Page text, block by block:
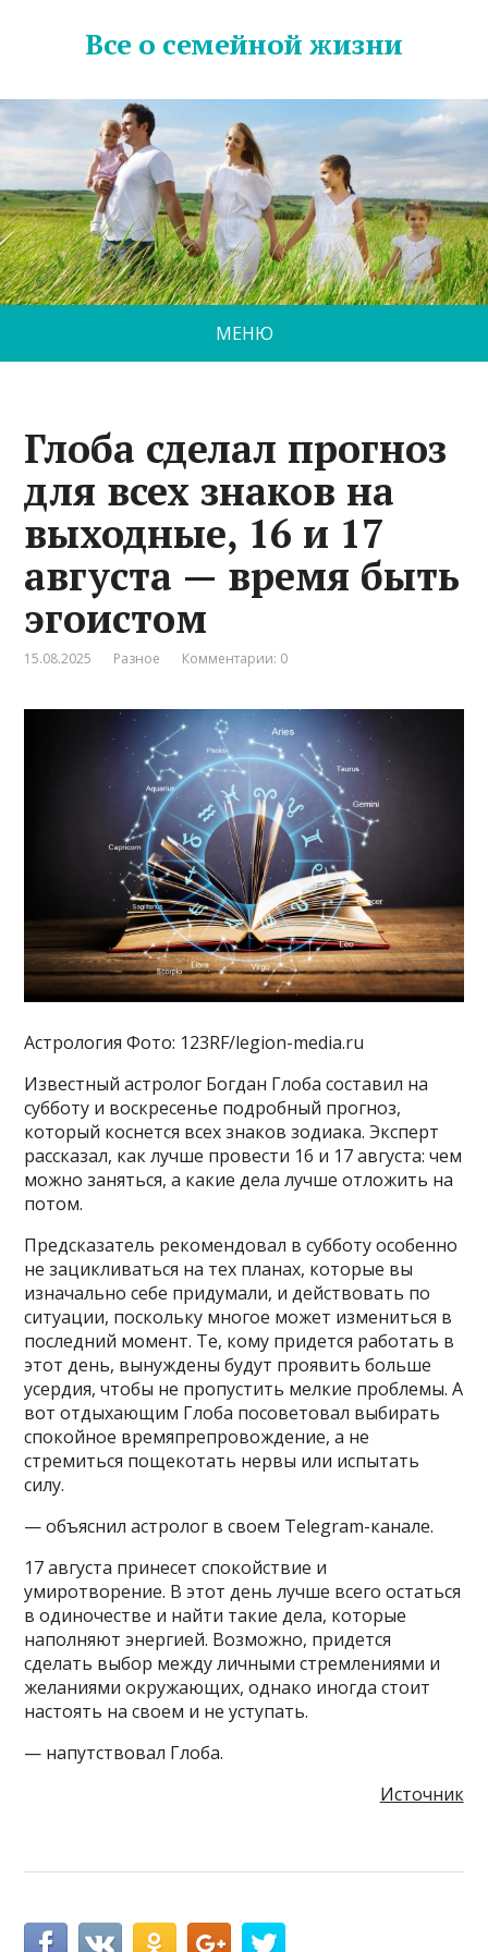
Все о семейной жизни
МЕНЮ
Глоба сделал прогноз
для всех знаков на
выходные, 16 и 17
августа — время быть
эгоистом
15.08.2025 Разное Комментарии: 0
Астрология Фото: 123RF/legion-media.ru
Известный астролог Богдан Глоба составил на
субботу и воскресенье подробный прогноз,
который коснется всех знаков зодиака. Эксперт
рассказал, как лучше провести 16 и 17 августа: чем
можно заняться, а какие дела лучше отложить на
потом.
Предсказатель рекомендовал в субботу особенно
не зацикливаться на тех планах, которые вы
изначально себе придумали, и действовать по
ситуации, поскольку многое может измениться в
последний момент. Те, кому придется работать в
этот день, вынуждены будут проявить больше
усердия, чтобы не пропустить мелкие проблемы. А
вот отдыхающим Глоба посоветовал выбирать
спокойное времяпрепровождение, а не
стремиться пощекотать нервы или испытать
силу.
— объяснил астролог в своем Telegram-канале.
17 августа принесет спокойствие и
умиротворение. В этот день лучше всего остаться
в одиночестве и найти такие дела, которые
наполняют энергией. Возможно, придется
сделать выбор между личными стремлениями и
желаниями окружающих, однако иногда стоит
настоять на своем и не уступать.
— напутствовал Глоба.
Источник